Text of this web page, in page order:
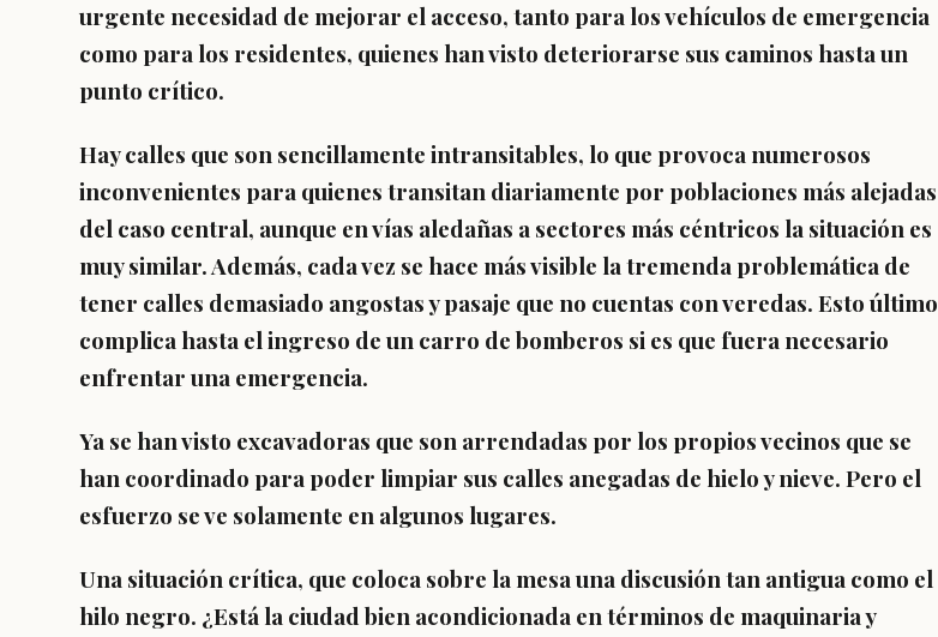
urgente necesidad de mejorar el acceso, tanto para los vehículos de emergencia
como para los residentes, quienes han visto deteriorarse sus caminos hasta un
punto crítico.
Hay calles que son sencillamente intransitables, lo que provoca numerosos
inconvenientes para quienes transitan diariamente por poblaciones más alejadas
del caso central, aunque en vías aledañas a sectores más céntricos la situación es
muy similar. Además, cada vez se hace más visible la tremenda problemática de
tener calles demasiado angostas y pasaje que no cuentas con veredas. Esto último
complica hasta el ingreso de un carro de bomberos si es que fuera necesario
enfrentar una emergencia.
Ya se han visto excavadoras que son arrendadas por los propios vecinos que se
han coordinado para poder limpiar sus calles anegadas de hielo y nieve. Pero el
esfuerzo se ve solamente en algunos lugares.
Una situación crítica, que coloca sobre la mesa una discusión tan antigua como el
hilo negro. ¿Está la ciudad bien acondicionada en términos de maquinaria y